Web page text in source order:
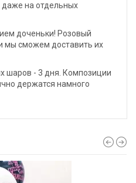
даже на отдельных
доченьки! Розовый
мы сможем доставить их
шаров - 3 дня. Композиции
держатся намного